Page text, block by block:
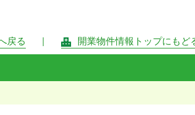
戻る 開業物件情報トップにもど